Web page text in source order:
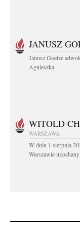
JANUSZ
Janusz Goetze
Agnieszka
WITOLD
WARSZAWA
W dniu 1 sierpnia
Warszawie